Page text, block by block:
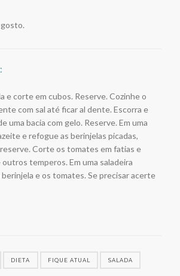
e corte em cubos. Reserve. Cozinhe o
com sal até ficar al dente. Escorra e
uma bacia com gelo. Reserve. Em uma
e refogue as berinjelas picadas,
Corte os tomates em fatias e
temperos. Em uma saladeira
berinjela e os tomates. Se precisar acerte
DIETA FIQUE ATUAL SALADA